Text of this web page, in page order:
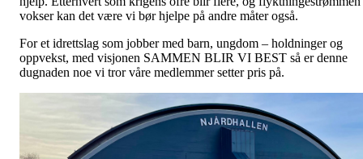
vokser kan det være vi bør hjelpe på andre måter også.
For et idrettslag som jobber med barn, ungdom – holdninger og
oppvekst, med visjonen SAMMEN BLIR VI BEST så er denne
dugnaden noe vi tror våre medlemmer setter pris på.